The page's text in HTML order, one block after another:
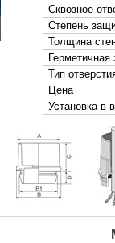
Сквозное
Степень
Толщина
Герметичная
Тип
Цена
Установка в